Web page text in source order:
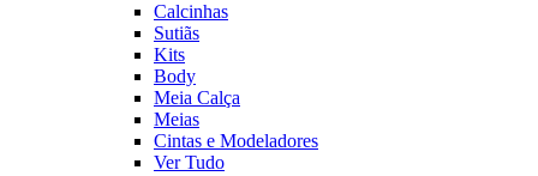
Calcinhas
Sutiãs
Kits
Body
Meia Calça
Meias
Cintas e Modeladores
Ver Tudo